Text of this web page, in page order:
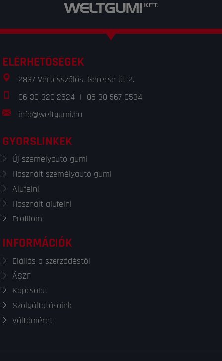
ELÉRHETŐSÉGEK
2837 Vértesszőlős, Gerecse út 2.
06 30 320 2524 | 06 30 567 0534
info@weltgumi.hu
GYORSLINKEK
Új személyautó gumi
Használt személyautó gumi
Alufelni
Használt alufelni
Profilom
INFORMÁCIÓK
Elállás a szerződéstől
ÁSZF
Kapcsolat
Szolgáltatásaink
Váltóméret